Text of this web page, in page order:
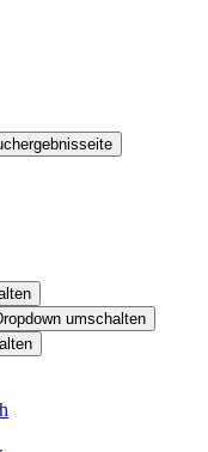
umschalten